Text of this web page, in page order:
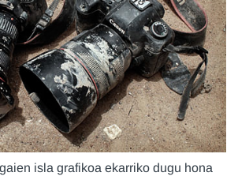
isla grafikoa ekarriko dugu hona